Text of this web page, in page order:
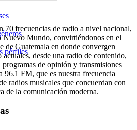
pérfiles
70 frecuencias de radio a nivel nacional,
Nuevo Mundo, convirtiéndonos en el
de Guatemala en donde convergen
desde una radio de contenido,
de opinión y transmisiones
96.1 FM, que es nuestra frecuencia
radios musicales que concuerdan con
de la comunicación moderna.